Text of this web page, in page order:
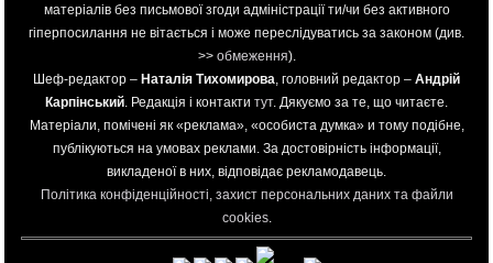
матеріалів без письмової згоди адміністрації ти/чи без активного
гіперпосилання не вітається і може переслідуватись за законом (див.
>> обмеження).
Шеф-редактор – Наталія Тихомирова, головний редактор – Андрій
Карпінський. Редакція і контакти тут. Дякуємо за те, що читаєте.
Матеріали, помічені як «реклама», «особиста думка» и тому подібне,
публікуються на умовах реклами. За достовірність інформації,
викладеної в них, відповідає рекламодавець.
Політика конфіденційності, захист персональних даних та файли
cookies.